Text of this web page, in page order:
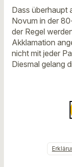
Dass überhaupt
Novum in der
der Regel
Akklamation
nicht mit jeder
Diesmal gelang